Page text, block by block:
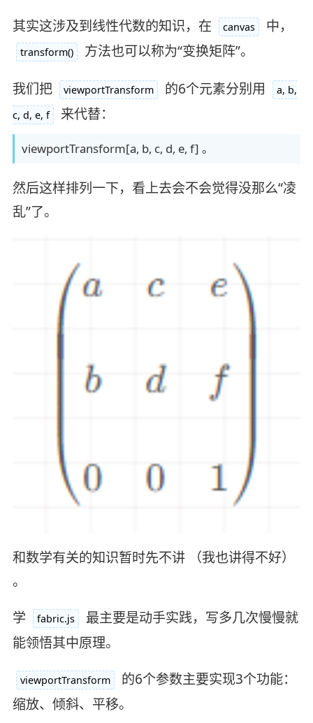
其实这涉及到线性代数的知识，在
canvas 中，
transform() 方法也可以称为“变换矩阵”。
我们把 viewportTransform 的6个元素分别用
a, b,
c, d, e, f
来代替：
viewportTransform[a, b, c, d, e, f] 。
然后这样排列一下，看上去会不会觉得没那么“凌
乱”了。
和数学有关的知识暂时先不讲 （我也讲得不好）
。
学
fabric.js
最主要是动手实践，写多几次慢慢就
能领悟其中原理。
viewportTransform
的6个参数主要实现3个功能：
缩放、倾斜、平移。